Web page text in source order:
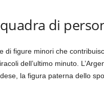
di
di figure minori che
dell’ultimo minuto.
la figura paterna dello